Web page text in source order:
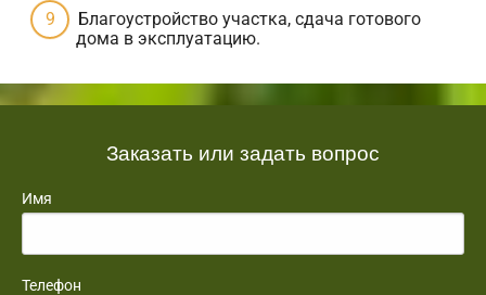
Благоустройство участка, сдача готового
дома в эксплуатацию.
Заказать или задать вопрос
Имя
Телефон